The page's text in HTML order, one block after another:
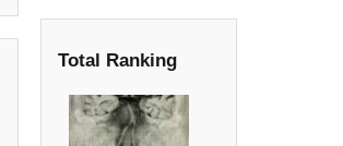
Total Ranking